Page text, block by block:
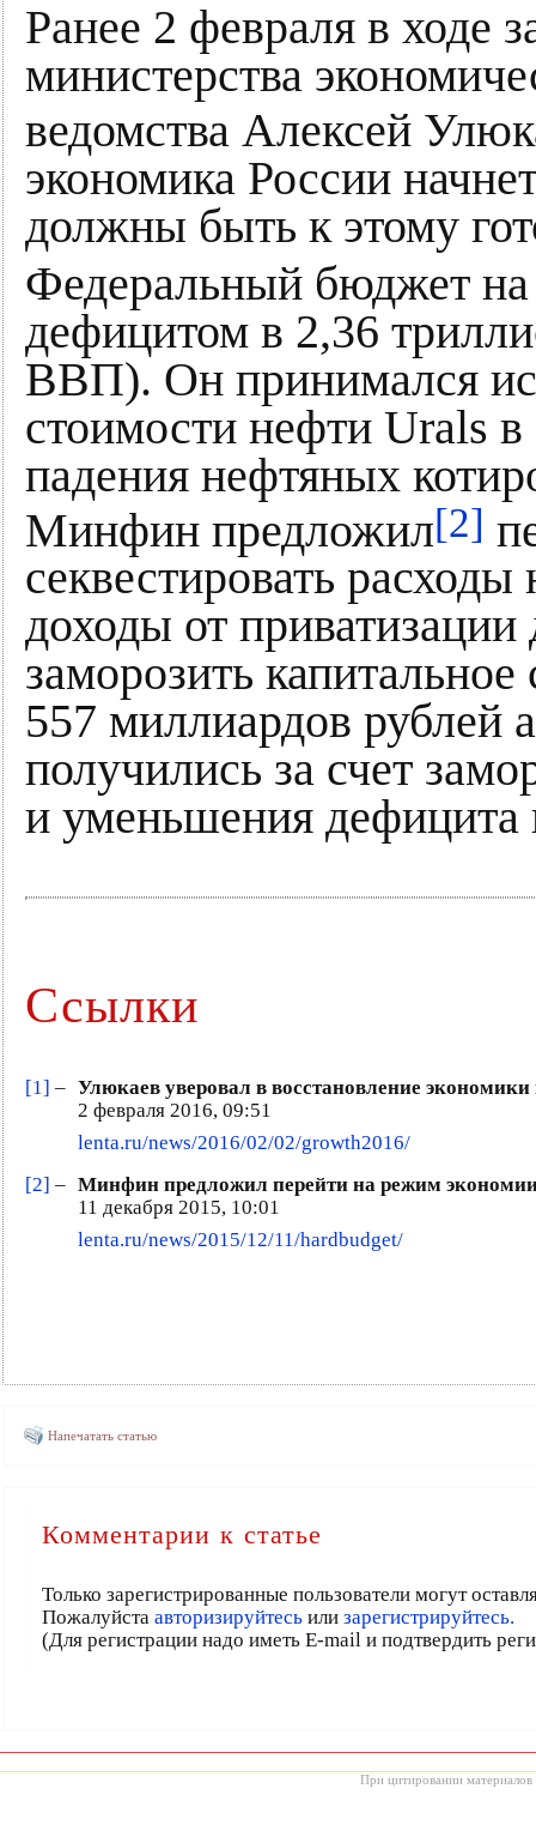
Ранее 2 февраля в ходе
министерства
ведомства Алексей
экономика России
должны быть к этому
Федеральный бюджет на
дефицитом в 2,36
ВВП). Он принимался
стоимости нефти Urals в
падения нефтяных
Минфин предложил[2]
секвестировать
доходы от
заморозить
557 миллиардов рублей
получились за счет
и уменьшения дефицита
Ссылки
[1] – Улюкаев уверовал в восстановление
2 февраля 2016, 09:51
lenta.ru/news/2016/02/02/growth2016/
[2] – Минфин предложил перейти на режим
11 декабря 2015, 10:01
lenta.ru/news/2015/12/11/hardbudget/
Напечатать статью
Комментарии к статье
Только зарегистрированные пользователи могут
Пожалуйста авторизируйтесьили зарегистрируйтесь.
(Для регистрации надо иметь E-mail и подтвердить
При цитировании материалов